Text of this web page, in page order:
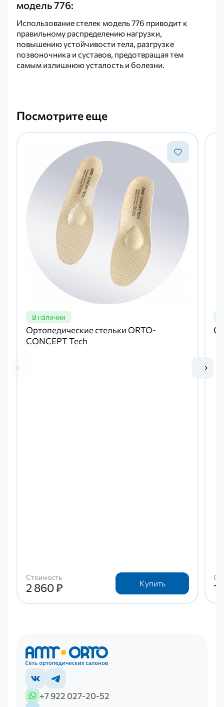
модель 776:
Использование стелек модель 776 приводит к
правильному распределению нагрузки,
повышению устойчивости тела, разгрузке
позвоночника и суставов, предотвращая тем
самым излишнюю усталость и болезни.
Посмотрите еще
Ортопедические стельки ORTO-
CONCEPT Tech
Стоимость
2 860 ₽ Купить 1
+7 922 027-20-52